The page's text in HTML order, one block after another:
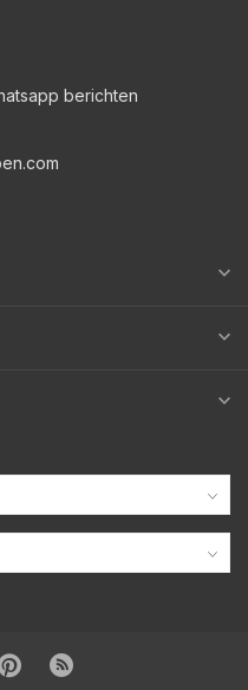
berichten